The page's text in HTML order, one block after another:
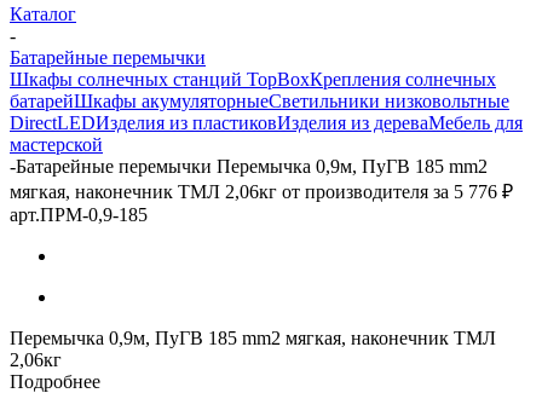
Каталог
-
Батарейные перемычки
Шкафы солнечных станций TopBoxКрепления солнечных
батарейШкафы акумуляторныеСветильники низковольтные
DirectLEDИзделия из пластиковИзделия из дереваМебель для
мастерской
-Батарейные перемычки Перемычка 0,9м, ПуГВ 185 mm2
мягкая, наконечник ТМЛ 2,06кг от производителя за 5 776 ₽
арт.ПРМ-0,9-185
Перемычка 0,9м, ПуГВ 185 mm2 мягкая, наконечник ТМЛ
2,06кг
Подробнее